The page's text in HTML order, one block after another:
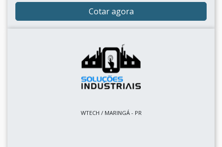
Cotar agora
WTECH / MARINGÁ - PR